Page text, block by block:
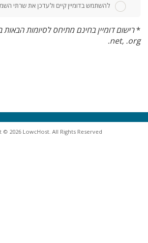
להשתמש בדומיין קיים ולעדכן את שרתי
*
.net, .org
© 2026 LowcHost. All Rights Reserved.